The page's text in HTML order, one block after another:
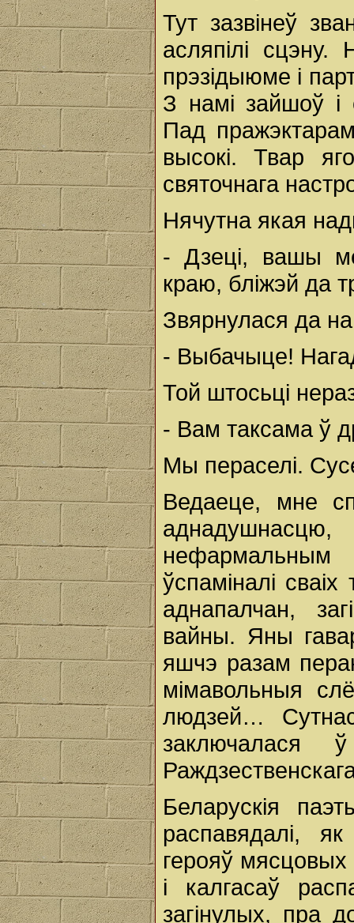
Тут зазвінеў
асляпілі
прэзідыюме і
З намі зайшоў і
Пад
высокі. Твар
святочнага
Нячутна якая
- Дзеці, вашы
краю, бліжэй да
Звярнулася да
- Выбачыце!
Той штосьці
- Вам таксама ў
Мы пераселі.
Ведаеце, мне
ўспаміналі
аднапалчан,
вайны. Яны
яшчэ разам
мімавольныя
людзей…
заключалася
Беларускія
распавядалі,
герояў
і калгасаў
загінулых, пра